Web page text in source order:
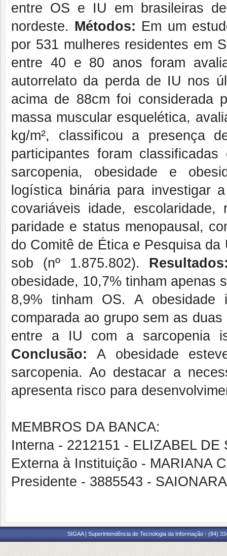
entre OS e IU em brasileiras
nordeste. Métodos: Em um
por 531 mulheres residentes em
entre 40 e 80 anos foram
autorrelato da perda de IU nos
acima de 88cm foi considerada
massa muscular esquelética,
kg/m², classificou a presença
participantes foram
sarcopenia, obesidade e
logística binária para investigar
covariáveis idade,
paridade e status menopausal,
do Comitê de Ética e Pesquisa
sob (nº 1.875.802).
obesidade, 10,7% tinham apenas
8,9% tinham OS. A
comparada ao grupo sem as
entre a IU com a sarcopenia
Conclusão:A obesidade
sarcopenia. Ao destacar a
apresenta risco para
MEMBROS DA BANCA:
Interna - 2212151 - ELIZABEL
Externa à Instituição - MARIANA
Presidente - 3885543 -
SIGAA | Superintendência de Tecnologia da Informação - (84)